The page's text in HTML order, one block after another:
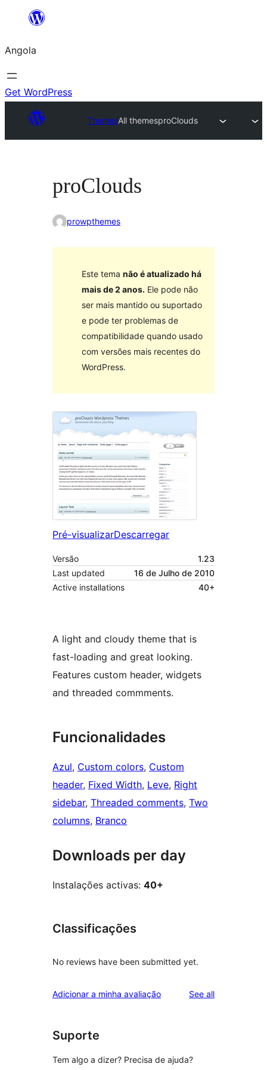
Saltar
o
conteúdo
Angola
Get WordPress
ThemesAll themesproClouds
proClouds
prowpthemes
Este tema não é atualizado há
mais de 2 anos. Ele pode não
ser mais mantido ou suportado
e pode ter problemas de
compatibilidade quando usado
com versões mais recentes do
WordPress.
Pré-visualizarDescarregar
Versão
1.23
Last updated
16 de Julho de 2010
Active installations
40+
A light and cloudy theme that is
fast-loading and great looking.
Features custom header, widgets
and threaded commments.
Funcionalidades
Azul, Custom colors, Custom
header, Fixed Width, Leve, Right
sidebar, Threaded comments, Two
columns, Branco
Downloads per day
Instalações activas: 40+
Classificações
No reviews have been submitted yet.
Adicionar a minha avaliação See allreviews
Suporte
Tem algo a dizer? Precisa de ajuda?